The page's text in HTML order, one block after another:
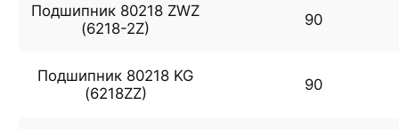
Подшипник 80218 ZWZ
(6218-2Z)
90
Подшипник 80218 KG
(6218ZZ)
90